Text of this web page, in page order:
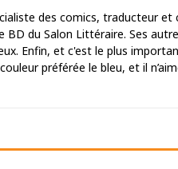
des comics, traducteur et
BD du Salon Littéraire. Ses
Enfin, et c'est le plus
préférée le bleu, et il